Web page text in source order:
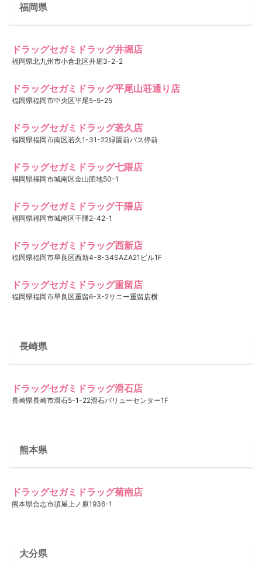
福岡県
ドラッグセガミドラッグ井堀店
福岡県北九州市小倉北区井堀3-2-2
ドラッグセガミドラッグ平尾山荘通り店
福岡県福岡市中央区平尾5-5-25
ドラッグセガミドラッグ若久店
福岡県福岡市南区若久1-31-22緑園前バス停前
ドラッグセガミドラッグ七隈店
福岡県福岡市城南区金山団地50-1
ドラッグセガミドラッグ干隈店
福岡県福岡市城南区干隈2-42-1
ドラッグセガミドラッグ西新店
福岡県福岡市早良区西新4-8-34SAZA21ビル1F
ドラッグセガミドラッグ重留店
福岡県福岡市早良区重留6-3-2サニー重留店横
長崎県
ドラッグセガミドラッグ滑石店
長崎県長崎市滑石5-1-22滑石バリューセンター1F
熊本県
ドラッグセガミドラッグ菊南店
熊本県合志市須屋上ノ原1936-1
大分県